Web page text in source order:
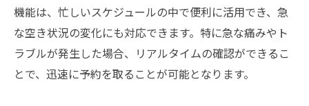
機能は、忙しいスケジュールの中で便利に活用でき、急
な空き状況の変化にも対応できます。特に急な痛みやト
ラブルが発生した場合、リアルタイムの確認ができるこ
とで、迅速に予約を取ることが可能となります。